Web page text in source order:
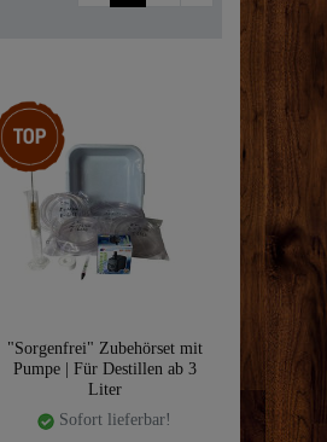
Top-Artikel
"Sorgenfrei" Zubehörset mit
Pumpe | Für Destillen ab 3
Liter
Sofort lieferbar!